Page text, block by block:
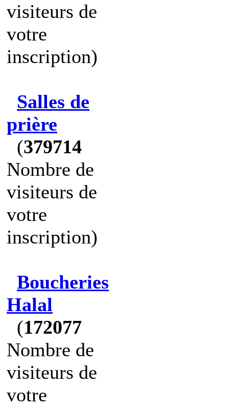
visiteurs de
votre
inscription)
Salles de
prière
(379714
Nombre de
visiteurs de
votre
inscription)
Boucheries
Halal
(172077
Nombre de
visiteurs de
votre